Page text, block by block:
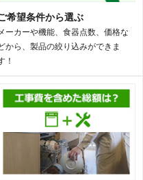
希望条件から選ぶ
ーカーや機能、食器点数、価格な
から、製品の絞り込みができま
！